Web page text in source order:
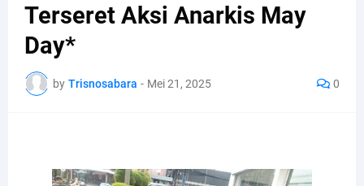
Terseret Aksi Anarkis May
Day*
by Trisnosabara - Mei 21, 2025 0